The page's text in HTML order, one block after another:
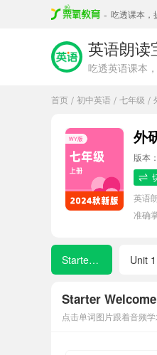
- 吃透课本，
英语朗读
吃透英语课本
首页 / 初中英语 / 七年级 /
外
版本：
英语
准确
Starter Welcome to junior high!
Starter
点击单词图片跟着音频